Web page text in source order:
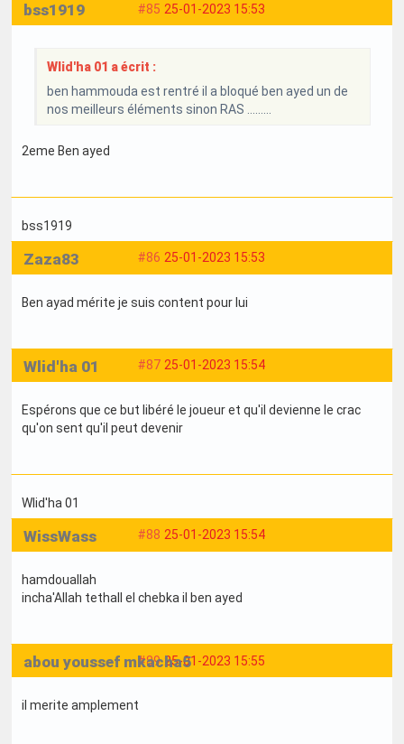
#85 25-01-2023 15:53
bss1919
Wlid'ha 01 a écrit :
ben hammouda est rentré il a bloqué ben ayed un de
nos meilleurs éléments sinon RAS .........
2eme Ben ayed
bss1919
#86 25-01-2023 15:53
Zaza83
Ben ayad mérite je suis content pour lui
#87 25-01-2023 15:54
Wlid'ha 01
Espérons que ce but libéré le joueur et qu'il devienne le crac
qu'on sent qu'il peut devenir
Wlid'ha 01
#88 25-01-2023 15:54
WissWass
hamdouallah
incha'Allah tethall el chebka il ben ayed
#89 25-01-2023 15:55
abou youssef mkacha5
il merite amplement